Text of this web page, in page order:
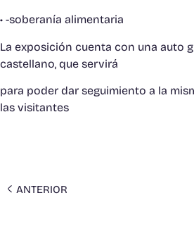
• -soberanía alimentaria
La exposición cuenta con una auto
castellano, que servirá
para poder dar seguimiento a la
las visitantes
ANTERIOR